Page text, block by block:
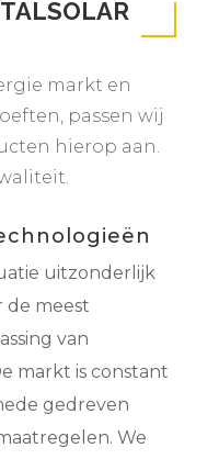
markt en
passen wij
hierop aan.
uitzonderlijk
de meest
van
markt is constant
gedreven
We